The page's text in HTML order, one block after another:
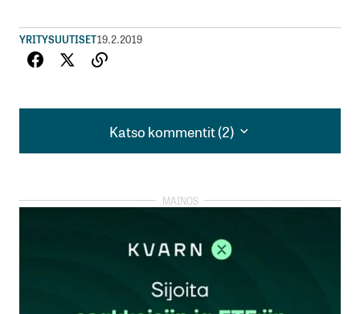
YRITYSUUTISET19.2.2019
Katso kommentit (2)
Katso kommentit (2)
pääomia sijoittajilta”.